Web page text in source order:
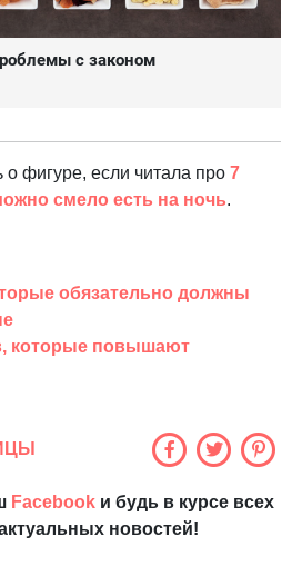
с законом
фигуре, если читала про 7
смело есть на ночь.
обязательно должны
которые повышают
Facebook и будь в курсе всех
новостей!